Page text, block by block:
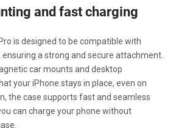
and fast charging
is designed to be compatible with
a strong and secure attachment.
car mounts and desktop
your iPhone stays in place, even on
the case supports fast and seamless
can charge your phone without